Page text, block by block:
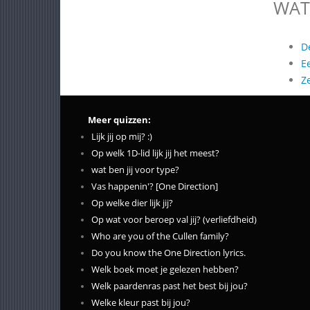
Meer quizzen:
Lijk jij op mij? :)
Op welk 1D-lid lijk jij het meest?
wat ben jij voor type?
Vas happenin'? [One Direction]
Op welke dier lijk jij?
Op wat voor beroep val jij? (verliefdheid)
Who are you of the Cullen family?
Do you know the One Direction lyrics.
Welk boek moet je gelezen hebben?
Welk paardenras past het best bij jou?
Welke kleur past bij jou?